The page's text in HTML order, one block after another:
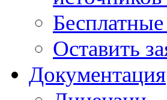
Оставить
Документация